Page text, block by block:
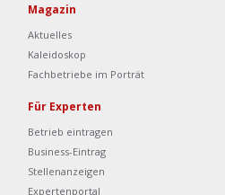
Magazin
Aktuelles
Kaleidoskop
Fachbetriebe im Porträt
Für Experten
Betrieb eintragen
Business-Eintrag
Stellenanzeigen
Expertenportal